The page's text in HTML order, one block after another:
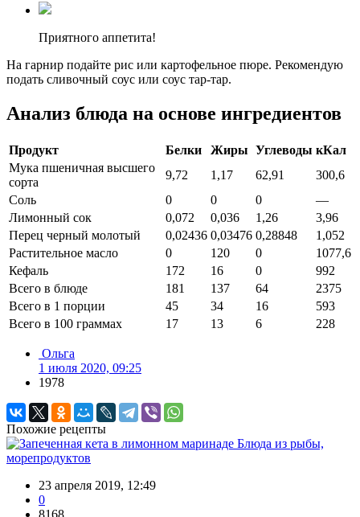
Приятного аппетита!
На гарнир подайте рис или картофельное пюре. Рекомендую
подать сливочный соус или соус тар-тар.
Анализ блюда на основе ингредиентов
Продукт Белки Жиры Углеводы кКал
Мука пшеничная высшего
сорта
9,72 1,17 62,91
300,6
Соль
0 0 0
—
Лимонный сок
0,072 0,036 1,26
3,96
Перец черный молотый
0,02436 0,03476 0,28848
1,052
Растительное масло
0 120 0
1077,6
Кефаль
172 16 0
992
Всего в блюде
181 137 64
2375
Всего в 1 порции
45 34 16
593
Всего в 100 граммах
17 13 6 228
Ольга
1 июля 2020, 09:25
1978
Похожие рецепты
Блюда из рыбы,
морепродуктов
23 апреля 2019, 12:49
0